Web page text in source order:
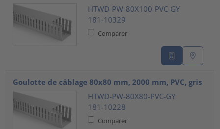
HTWD-PW-80X100-PVC-GY
181-10329
Comparer
Goulotte de câblage 80x80 mm, 2000 mm, PVC, gris
HTWD-PW-80X80-PVC-GY
181-10228
Comparer